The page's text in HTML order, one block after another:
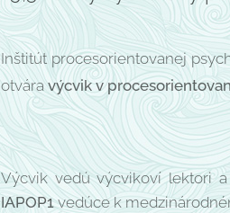
Inštitút procesorientovanej
otvára výcvik v
Výcvik vedú výcvikoví lektori
IAPOP1vedúce k